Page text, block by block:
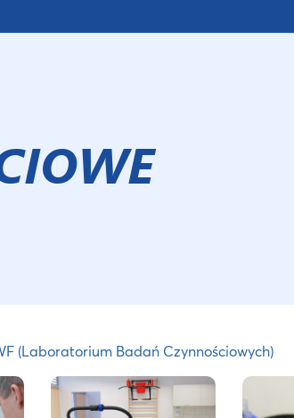
(Laboratorium Badań Czynnościowych)